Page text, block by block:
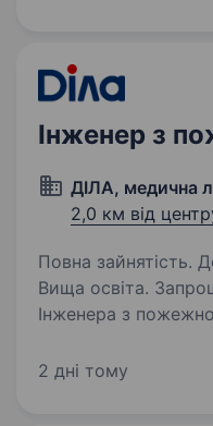
роботизовану
Інженер з
ДІЛА, медична
2,0 км від
Повна зайнятість.
Вища освіта. Запрошуємо до команди
Інженера з
системи пожежної
2 дні тому